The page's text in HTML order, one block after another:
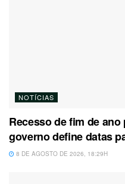
NOTÍCIAS
Recesso de fim de
governo define datas
8 DE AGOSTO DE 2026, 18:29H